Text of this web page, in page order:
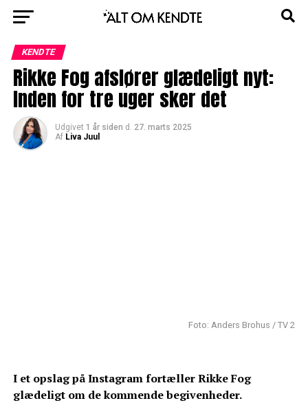
KENDTE
Rikke Fog afslører glædeligt nyt:
Inden for tre uger sker det
Udgivet 1 år siden d. 27. marts 2025
Af Liva Juul
Foto: Anders Brohus / TV 2
I et opslag på Instagram fortæller Rikke Fog
glædeligt om de kommende begivenheder.